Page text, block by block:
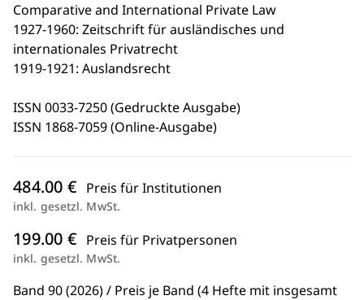
Comparative and International Private Law
1927-1960: Zeitschrift für ausländisches und
internationales Privatrecht
1919-1921: Auslandsrecht
ISSN 0033-7250 (Gedruckte Ausgabe)
ISSN 1868-7059 (Online-Ausgabe)
484.00 € Preis für Institutionen
inkl. gesetzl. MwSt.
199.00 € Preis für Privatpersonen
inkl. gesetzl. MwSt.
Band 90 (2026) / Preis je Band (4 Hefte mit insgesamt